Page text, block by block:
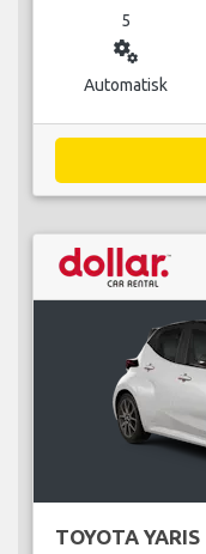
5
miscellaneous_services
Automatisk
TOYOTA YARIS